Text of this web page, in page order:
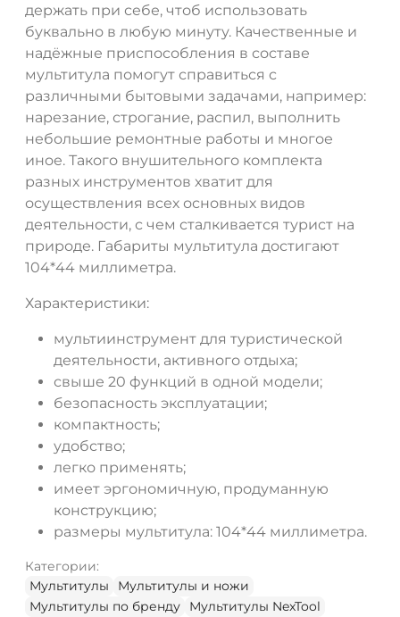
держать при себе, чтоб использовать
буквально в любую минуту. Качественные и
надёжные приспособления в составе
мультитула помогут справиться с
различными бытовыми задачами, например:
нарезание, строгание, распил, выполнить
небольшие ремонтные работы и многое
иное. Такого внушительного комплекта
разных инструментов хватит для
осуществления всех основных видов
деятельности, с чем сталкивается турист на
природе. Габариты мультитула достигают
104*44 миллиметра.
Характеристики:
мультиинструмент для туристической
деятельности, активного отдыха;
свыше 20 функций в одной модели;
безопасность эксплуатации;
компактность;
удобство;
легко применять;
имеет эргономичную, продуманную
конструкцию;
размеры мультитула: 104*44 миллиметра.
Категории:
Мультитулы
Мультитулы и ножи
Мультитулы по бренду
Мультитулы NexTool